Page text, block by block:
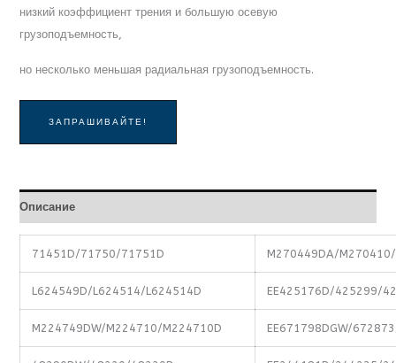
низкий коэффициент трения и большую осевую
грузоподъемность,
но несколько меньшая радиальная грузоподъемность.
ЗАПРАШИВАЙТЕ!
Описание
71451D/71750/71751D M270449DA/
L624549D/L624514/L624514D EE425176D/425299/
M224749DW/M224710/M224710D EE671798DGW/